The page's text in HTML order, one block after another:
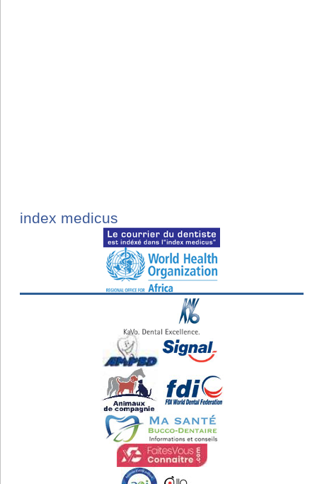
index medicus